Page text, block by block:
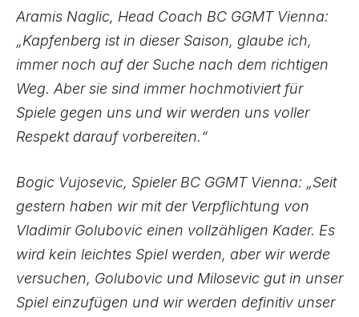
Aramis Naglic, Head Coach BC GGMT Vienna:
„Kapfenberg ist in dieser Saison, glaube ich,
immer noch auf der Suche nach dem richtigen
Weg. Aber sie sind immer hochmotiviert für
Spiele gegen uns und wir werden uns voller
Respekt darauf vorbereiten.“
Bogic Vujosevic, Spieler BC GGMT Vienna: „Seit
gestern haben wir mit der Verpflichtung von
Vladimir Golubovic einen vollzähligen Kader. Es
wird kein leichtes Spiel werden, aber wir werde
versuchen, Golubovic und Milosevic gut in unser
Spiel einzufügen und wir werden definitiv unser